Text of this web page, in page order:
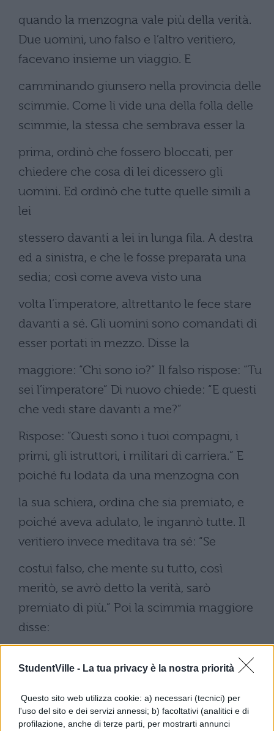
StudentVille - La tua privacy è la nostra priorità
Questo sito web utilizza cookie: a) necessari (tecnici) per
l'uso del sito e dei servizi annessi; b) facoltativi (analitici e di
profilazione, anche di terze parti, per mostrarti annunci
quando la menzogna vale più della verità.
Due uomini, uno falso e l’altro veritiero,
facevano insieme un viaggio. E
camminando giunsero nella provincia delle
scimmie. Come li vide una della folla delle
scimmie, la stessa che sembrava esser la
prima, ordinò che fossero bloccati, per
chiedere che cosa di lei dicessero gli
uomini. Ed ordinò che tutte quelle simili a
lei
stessero davanti a lei in lunga fila. A destra
ed a sinistra, e che le fosse preparata una
sedia; così come aveva visto una
volta l’imperatore, altrettanto le fece stare
davanti a sé. Gli uomini sono comandati di
esser portati in mezzo. Disse la
maggiore: “Chi sono io?” Il falso rispose: “Tu
sei l’imperatore” Di nuovo chiede: “E questi
che vedi stare davanti a me?”
Rispose: “Questi sono i tuoi compagni, i
primi, gli istruttori, i militari di carriera.” E
poiché fu lodata da una menzogna con
la sua schiera, ordina che sia premiato, e
poiché aveva adulato, le ingannò tutte. Il
veritiero invece meditava tra sé: “Se
costui falso, che mente su tutto, così
meritò, se avrò detto la verità, sarò
premiato di più.” Poi la scimmia maggiore
disse:
“Dì anche tu, chi sono io, e questi che vedi
davanti a me?” Ma lui, che amava sempre la
verità ed era solito parlare,
rispose: “Tu sei davvero una scimmia, e